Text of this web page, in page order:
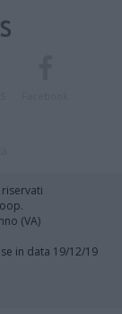
(VA)
in data 19/12/19